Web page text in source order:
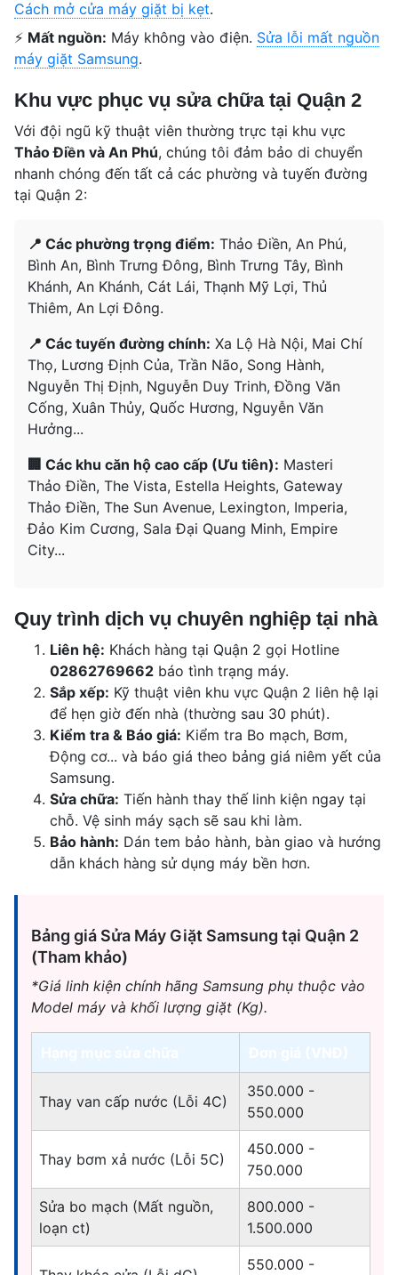
Cách mở cửa máy giặt bị kẹt.
⚡ Mất nguồn: Máy không vào điện. Sửa lỗi mất nguồn
máy giặt Samsung.
Khu vực phục vụ sửa chữa tại Quận 2
Với đội ngũ kỹ thuật viên thường trực tại khu vực
Thảo Điền và An Phú, chúng tôi đảm bảo di chuyển
nhanh chóng đến tất cả các phường và tuyến đường
tại Quận 2:
📍 Các phường trọng điểm: Thảo Điền, An Phú,
Bình An, Bình Trưng Đông, Bình Trưng Tây, Bình
Khánh, An Khánh, Cát Lái, Thạnh Mỹ Lợi, Thủ
Thiêm, An Lợi Đông.
📍 Các tuyến đường chính: Xa Lộ Hà Nội, Mai Chí
Thọ, Lương Định Của, Trần Não, Song Hành,
Nguyễn Thị Định, Nguyễn Duy Trinh, Đồng Văn
Cống, Xuân Thủy, Quốc Hương, Nguyễn Văn
Hưởng...
🏢 Các khu căn hộ cao cấp (Ưu tiên): Masteri
Thảo Điền, The Vista, Estella Heights, Gateway
Thảo Điền, The Sun Avenue, Lexington, Imperia,
Đảo Kim Cương, Sala Đại Quang Minh, Empire
City...
Quy trình dịch vụ chuyên nghiệp tại nhà
Liên hệ: Khách hàng tại Quận 2 gọi Hotline
02862769662 báo tình trạng máy.
Sắp xếp: Kỹ thuật viên khu vực Quận 2 liên hệ lại
để hẹn giờ đến nhà (thường sau 30 phút).
Kiểm tra & Báo giá: Kiểm tra Bo mạch, Bơm,
Động cơ... và báo giá theo bảng giá niêm yết của
Samsung.
Sửa chữa: Tiến hành thay thế linh kiện ngay tại
chỗ. Vệ sinh máy sạch sẽ sau khi làm.
Bảo hành: Dán tem bảo hành, bàn giao và hướng
dẫn khách hàng sử dụng máy bền hơn.
Bảng giá Sửa Máy Giặt Samsung tại Quận 2
(Tham khảo)
*Giá linh kiện chính hãng Samsung phụ thuộc vào
Model máy và khối lượng giặt (Kg).
Thay van cấp nước (Lỗi 4C)
350.000 -
550.000
Thay bơm xả nước (Lỗi 5C)
450.000 -
750.000
Sửa bo mạch (Mất nguồn,
loạn ct)
800.000 -
1.500.000
550.000 -